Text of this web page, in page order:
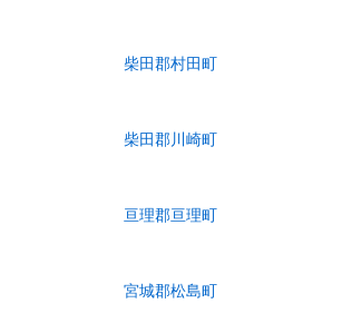
柴田郡村田町
柴田郡川崎町
亘理郡亘理町
宮城郡松島町